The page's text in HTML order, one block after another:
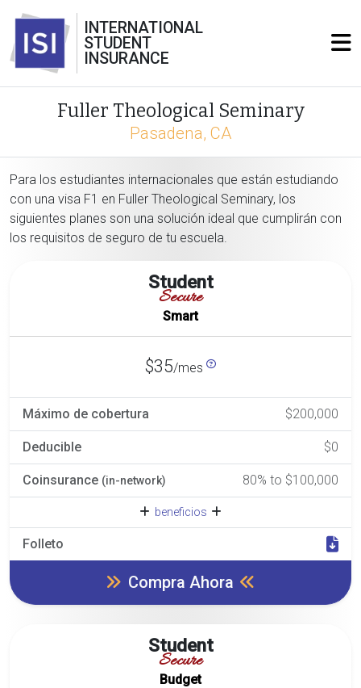
INTERNATIONAL
STUDENT
INSURANCE
Fuller Theological Seminary
Pasadena, CA
Para los estudiantes internacionales que están estudiando
con una visa F1 en Fuller Theological Seminary, los
siguientes planes son una solución ideal que cumplirán con
los requisitos de seguro de tu escuela.
Student
Secure
Smart
$35/mes
Máximo de cobertura $200,000
Deducible $0
Coinsurance (in-network) 80% to $100,000
beneficios
Folleto
Compra Ahora
Student
Secure
Budget